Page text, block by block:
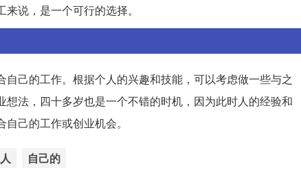
说，是一个可行的选择。
己的工作。根据个人的兴趣和技能，可以考虑做一些与之
法，四十多岁也是一个不错的时机，因为此时人的经验和
己的工作或创业机会。
自己的